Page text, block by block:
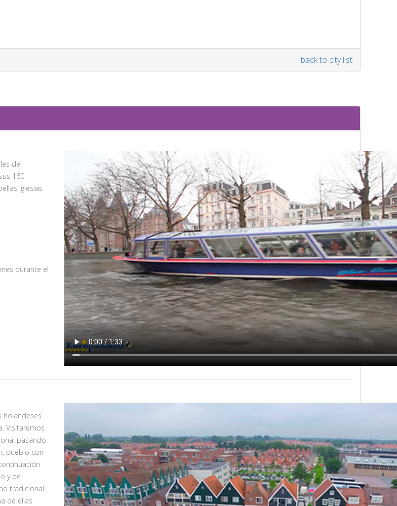
back to city list
de
160
iglesias
durante el
holandeses
Visitaremos
pasando
pueblo con
y de
tradicional
de ellas